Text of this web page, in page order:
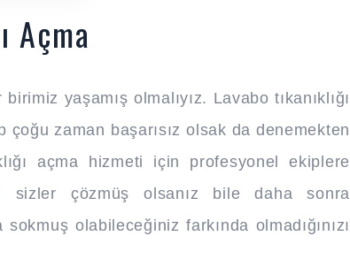
Açma
yaşamış olmalıyız. Lavabo tıkanıklığı
zaman başarısız olsak da denemekten
açma hizmeti için profesyonel ekiplere
sizler çözmüş olsanız bile daha sonra
olabileceğiniz farkında olmadığınızı